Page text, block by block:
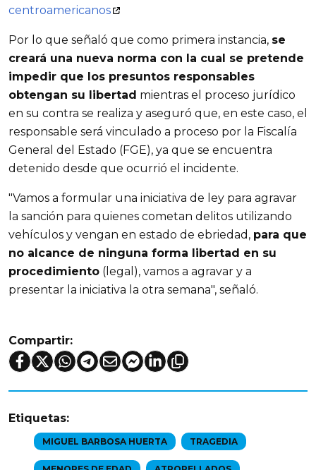
centroamericanos
Por lo que señaló que como primera instancia, se
creará una nueva norma con la cual se pretende
impedir que los presuntos responsables
obtengan su libertad mientras el proceso jurídico
en su contra se realiza y aseguró que, en este caso, el
responsable será vinculado a proceso por la Fiscalía
General del Estado (FGE), ya que se encuentra
detenido desde que ocurrió el incidente.
"Vamos a formular una iniciativa de ley para agravar
la sanción para quienes cometan delitos utilizando
vehículos y vengan en estado de ebriedad, para que
no alcance de ninguna forma libertad en su
procedimiento (legal), vamos a agravar y a
presentar la iniciativa la otra semana", señaló.
Compartir:
Etiquetas:
MIGUEL BARBOSA HUERTA TRAGEDIA